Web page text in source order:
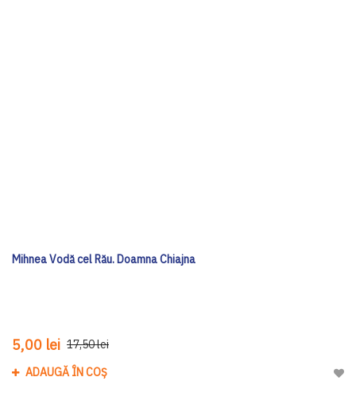
Mihnea Vodă cel Rău. Doamna Chiajna
5,00 lei 17,50 lei
ADAUGĂ ÎN COȘ